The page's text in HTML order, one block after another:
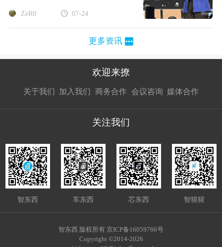
ZeR0 07-24
更多资讯
欢迎来撩
关于我们 加入我们
接扔简历
商务合作
接开聊
会议咨询 媒体合作
接开聊
关注我们
智东西 车东西 芯东西 智猩猩
智东西 版权所有 京ICP备16059766号
Copyright ©2014-2026